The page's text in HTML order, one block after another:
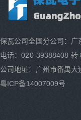
保瓦公司全国分公司：
电话：020-39388408
公司地址：广州市番禺
粤ICP备14007009号